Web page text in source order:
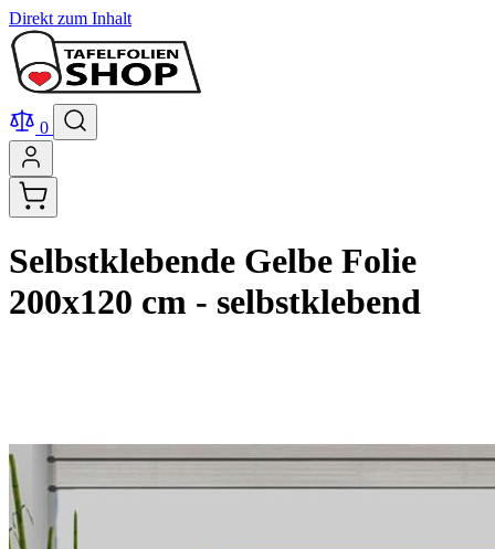
Direkt zum Inhalt
0
Selbstklebende Gelbe Folie
200x120 cm - selbstklebend